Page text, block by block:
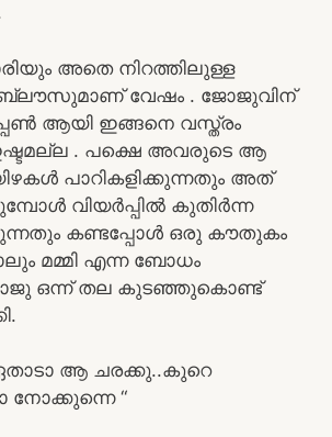
അതെ നിറത്തിലുള്ള
വേഷം . ജോജുവിന്‌
ആയി ഇങ്ങനെ വസ്ത്രം
. പക്ഷെ അവരുടെ ആ
പാറികളിക്കുന്നതും അത്
വിയർപ്പിൽ കുതിർന്ന
കണ്ടപ്പോൾ ഒരു കൗതുകം
മമ്മി എന്ന ബോധം
ഒന്ന് തല കുടഞ്ഞുകൊണ്ട്
ആ ചരക്കു..കുറെ
നോക്കുന്നെ “